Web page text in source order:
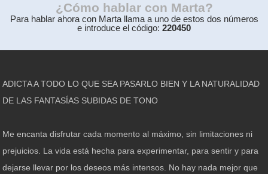
¿Cómo hablar con Marta?
Para hablar ahora con Marta llama a uno de estos dos números
e introduce el código: 220450
ADICTA A TODO LO QUE SEA PASARLO BIEN Y LA NATURALIDAD
DE LAS FANTASÍAS SUBIDAS DE TONO
Me encanta disfrutar cada momento al máximo, sin limitaciones ni
prejuicios. La vida está hecha para experimentar, para sentir y para
dejarse llevar por los deseos más intensos. No hay nada mejor que